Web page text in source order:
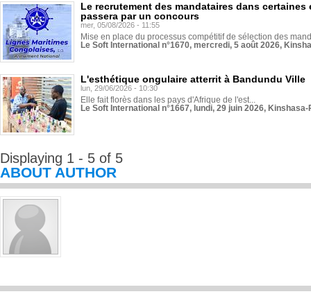
Le recrutement des mandataires dans
passera par un concours
mer, 05/08/2026 - 11:55
Mise en place du processus compétitif de sélection des
Le Soft International n°1670, mercredi, 5 août 2026,
L'esthétique ongulaire atterrit à Bandundu Ville
lun, 29/06/2026 - 10:30
Elle fait florès dans les pays d'Afrique de l'est...
Le Soft International n°1667, lundi, 29 juin 2026,
Displaying 1 - 5 of 5
ABOUT AUTHOR